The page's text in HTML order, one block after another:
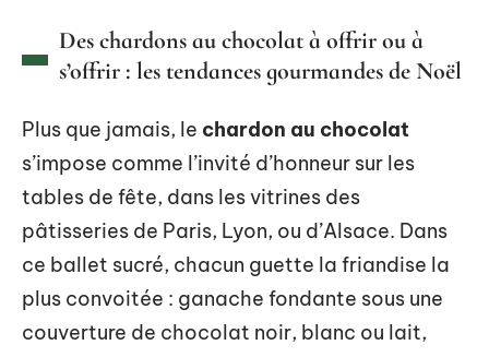
Des chardons au chocolat à offrir ou à
s’offrir : les tendances gourmandes de Noël
Plus que jamais, le chardon au chocolat
s’impose comme l’invité d’honneur sur les
tables de fête, dans les vitrines des
pâtisseries de Paris, Lyon, ou d’Alsace. Dans
ce ballet sucré, chacun guette la friandise la
plus convoitée : ganache fondante sous une
couverture de chocolat noir, blanc ou lait,